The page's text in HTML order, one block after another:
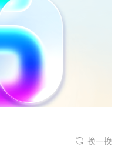
换一换